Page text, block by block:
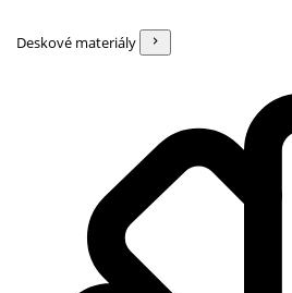
Deskové materiály